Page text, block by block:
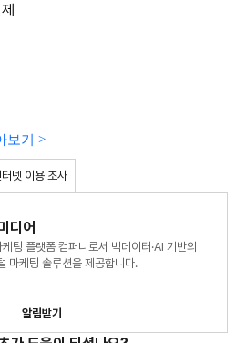
보기 >
넷 이용 조사
디어
팅 플랫폼 컴퍼니로서 빅데이터·AI 기반의
마케팅 솔루션을 제공합니다.
알림받기